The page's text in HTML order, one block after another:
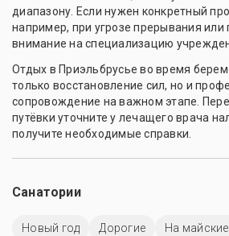
диапазону. Если нужен конкретный
например, при угрозе прерывания или
внимание на специализацию
Отдых в Приэльбрусье во время
только восстановление сил, но и
сопровождение на важном этапе.
путёвки уточните у лечащего врача
получите необходимые справки.
Санатории
Новый год Дорогие
На